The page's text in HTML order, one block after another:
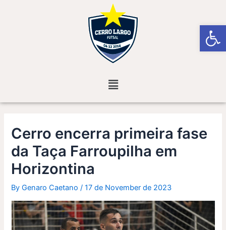
Menu
Cerro encerra primeira fase
da Taça Farroupilha em
Horizontina
ByGenaro Caetano/17 de November de 2023